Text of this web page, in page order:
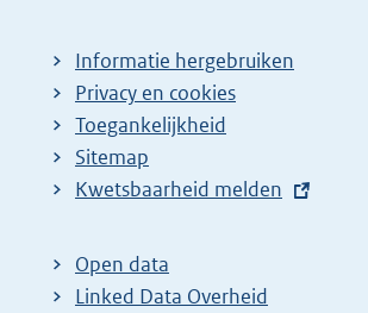
Informatie hergebruiken
Privacy en cookies
Toegankelijkheid
Sitemap
E
t
e
Kwetsbaarheid melden
Open data
Linked Data Overheid